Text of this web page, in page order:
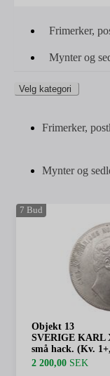
Frimerker,
Mynter og
Velg kategori
Frimerker,
Mynter og
7 Bud
Objekt 13
SVERIGE KARL
små hack. (Kv.
2 200,00 SEK